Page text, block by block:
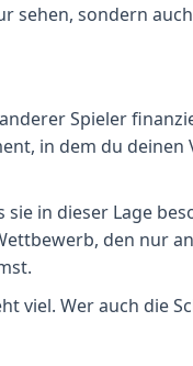
sehen, sondern auch
Spieler
in dem du deinen
in dieser Lage
den nur
viel. Wer auch die